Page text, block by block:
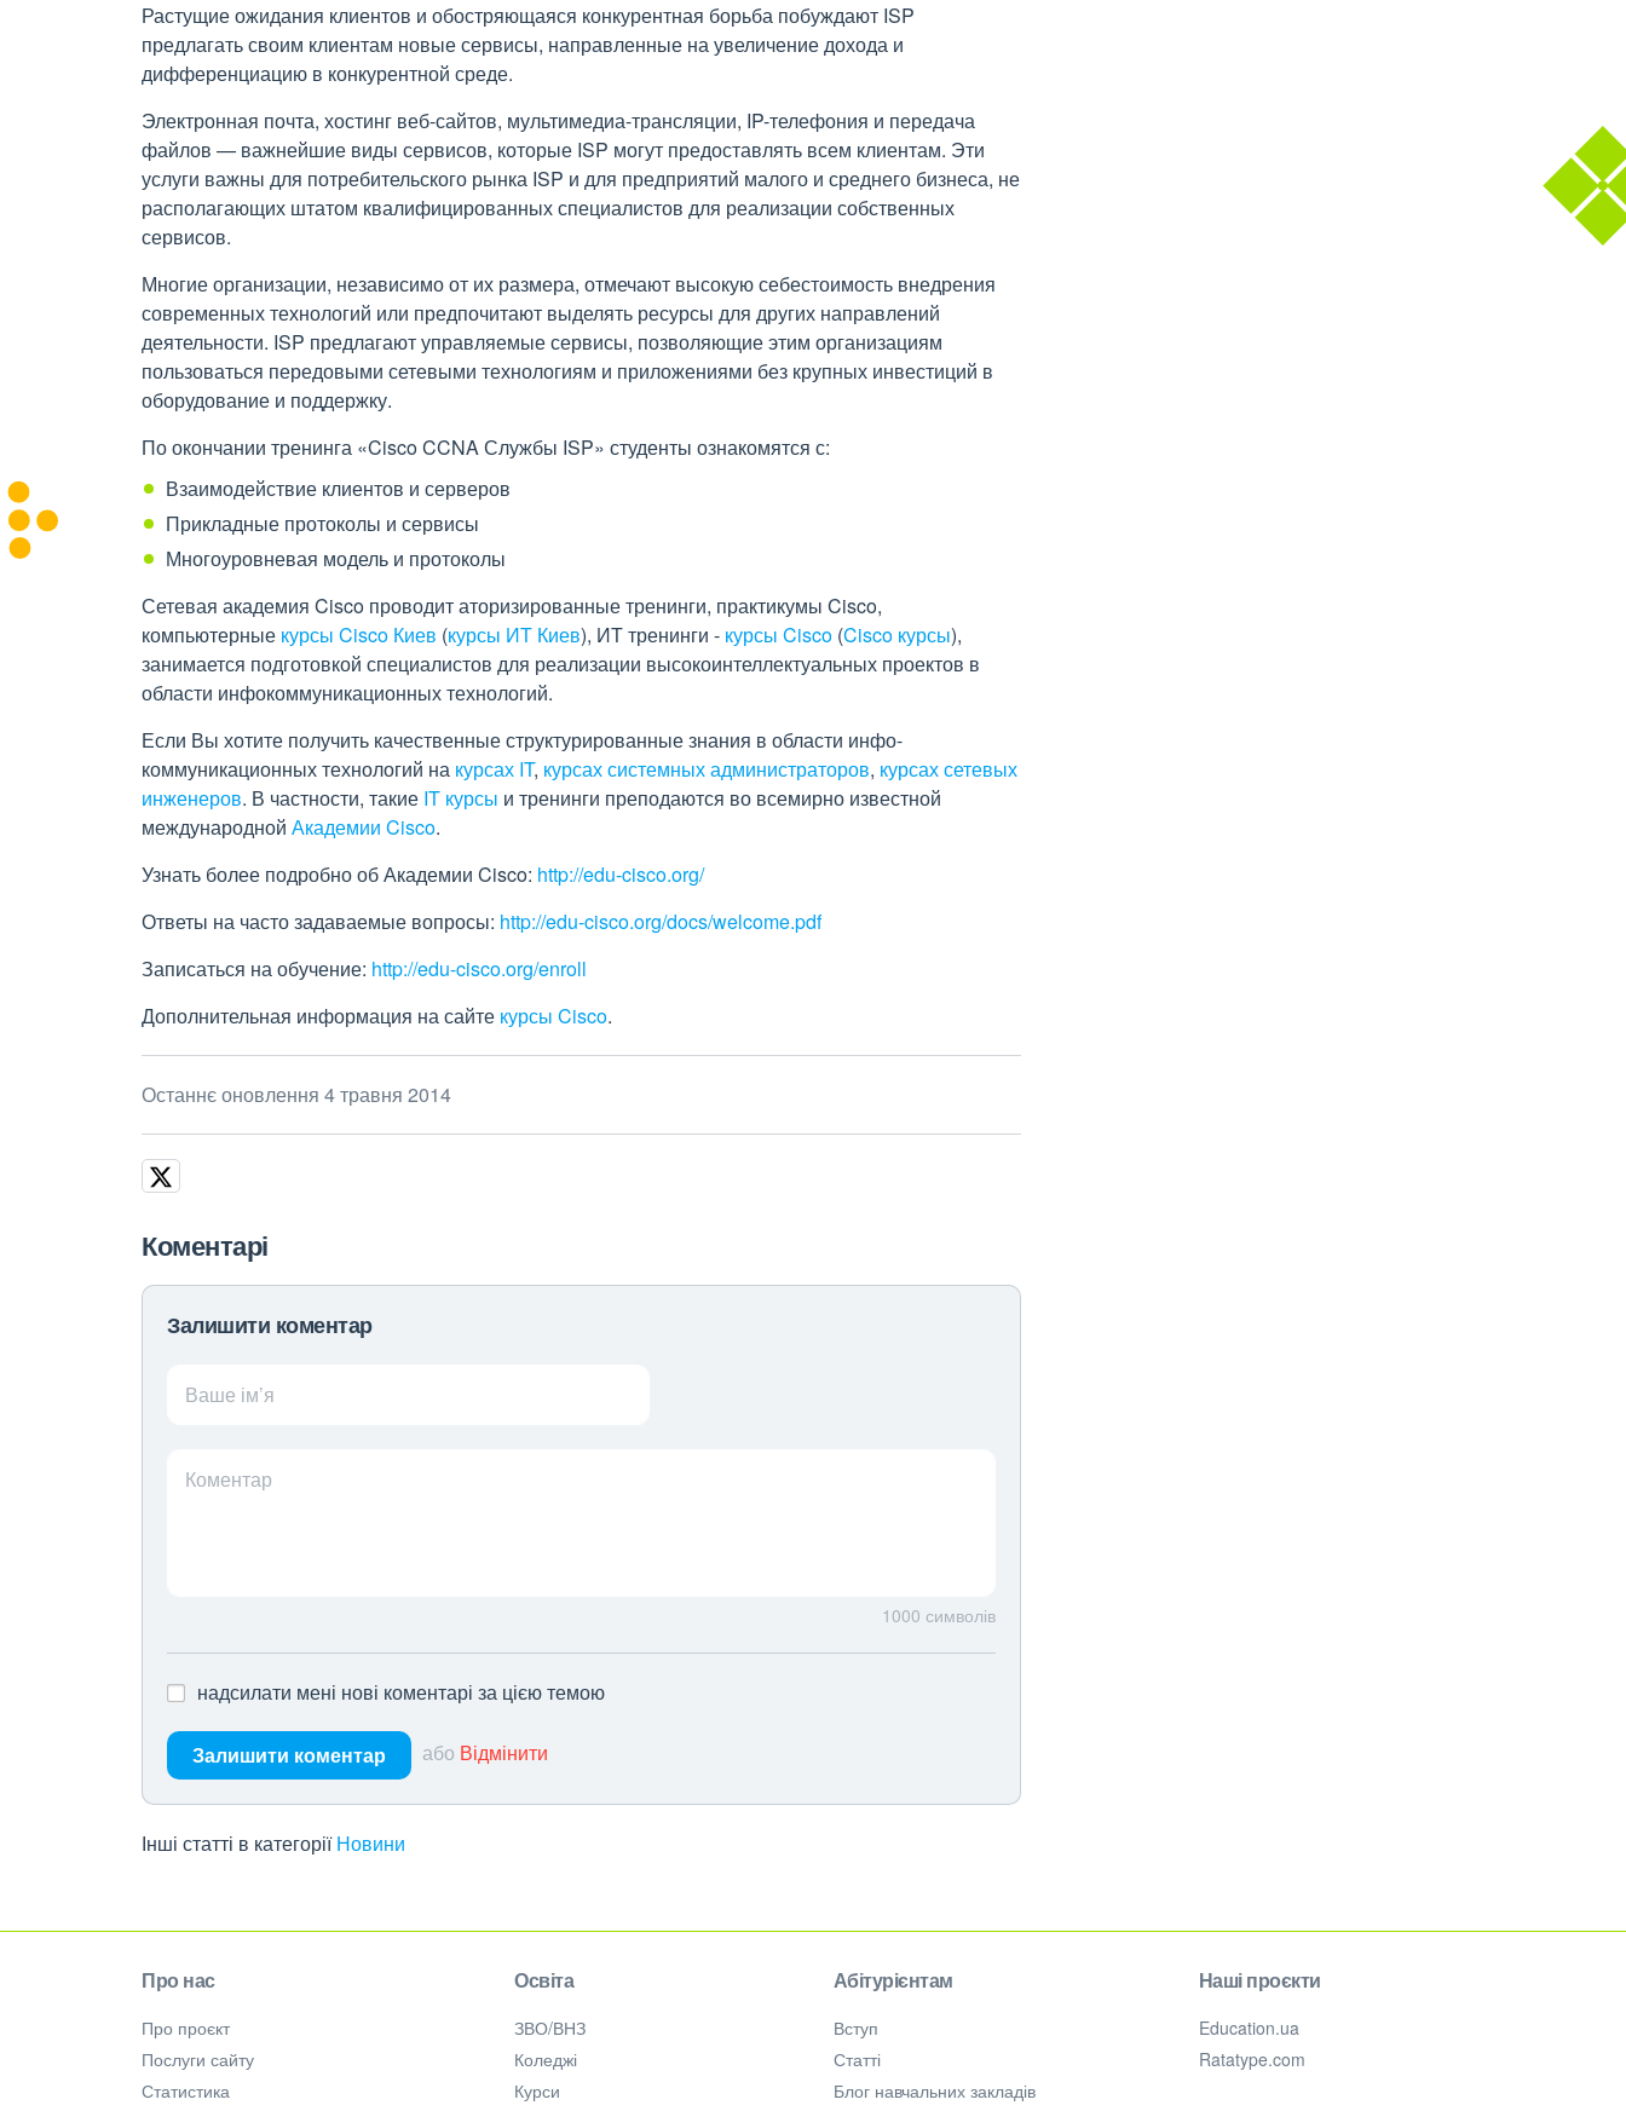
Растущие ожидания клиентов и обостряющаяся конкурентная борьба побуждают ISP
предлагать своим клиентам новые сервисы, направленные на увеличение дохода и
дифференциацию в конкурентной среде.
Электронная почта, хостинг веб-сайтов, мультимедиа-трансляции, IP-телефония и передача
файлов — важнейшие виды сервисов, которые ISP могут предоставлять всем клиентам. Эти
услуги важны для потребительского рынка ISP и для предприятий малого и среднего бизнеса, не
располагающих штатом квалифицированных специалистов для реализации собственных
сервисов.
Многие организации, независимо от их размера, отмечают высокую себестоимость внедрения
современных технологий или предпочитают выделять ресурсы для других направлений
деятельности. ISP предлагают управляемые сервисы, позволяющие этим организациям
пользоваться передовыми сетевыми технологиям и приложениями без крупных инвестиций в
оборудование и поддержку.
По окончании тренинга «Cisco CCNA Службы ISP» студенты ознакомятся с:
Взаимодействие клиентов и серверов
Прикладные протоколы и сервисы
Многоуровневая модель и протоколы
Сетевая академия Cisco проводит аторизированные тренинги, практикумы Cisco,
компьютерные курсы Cisco Киев (курсы ИТ Киев), ИТ тренинги - курсы Cisco (Cisco курсы),
занимается подготовкой специалистов для реализации высокоинтеллектуальных проектов в
области инфокоммуникационных технологий.
Если Вы хотите получить качественные структурированные знания в области инфо-
коммуникационных технологий на курсах IT, курсах системных администраторов, курсах сетевых
инженеров. В частности, такие IT курсы и тренинги преподаются во всемирно известной
международной Академии Cisco.
Узнать более подробно об Академии Cisco: http://edu-cisco.org/
Ответы на часто задаваемые вопросы: http://edu-cisco.org/docs/welcome.pdf
Записаться на обучение: http://edu-cisco.org/enroll
Дополнительная информация на сайте курсы Cisco.
Останнє оновлення 4 травня 2014
Коментарі
Залишити коментар
Ваше ім’я
Коментар
1000 символів
надсилати мені нові коментарі за цією темою
Залишити коментар або Відмінити
Інші статті в категорії Новини
Про нас
Про проєкт
Послуги сайту
Статистика
Освіта
ЗВО/ВНЗ
Коледжі
Курси
Абітурієнтам
Вступ
Статті
Блог навчальних закладів
Наші проєкти
Education.ua
Ratatype.com